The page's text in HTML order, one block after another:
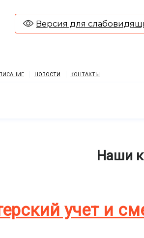
Версия для
НОВОСТИ КОНТАКТЫ
Наши
учет и